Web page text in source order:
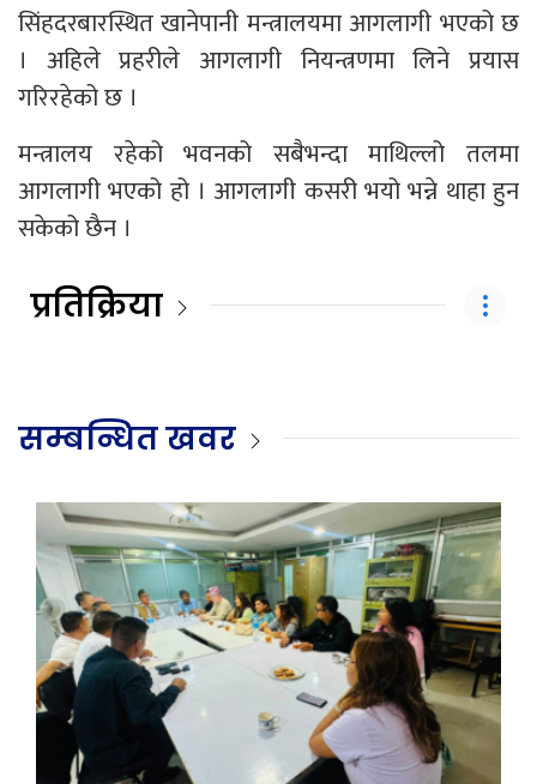
सिंहदरबारस्थित खानेपानी मन्त्रालयमा आगलागी भएको छ
। अहिले प्रहरीले आगलागी नियन्त्रणमा लिने प्रयास
गरिरहेको छ ।
मन्त्रालय रहेको भवनको सबैभन्दा माथिल्लो तलमा
आगलागी भएको हो । आगलागी कसरी भयो भन्ने थाहा हुन
सकेको छैन ।
प्रतिक्रिया
सम्बन्धित खवर